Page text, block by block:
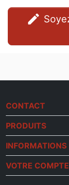
edit
CONTACT
PRODUITS
INFORMATIONS
VOTRE COMPTE